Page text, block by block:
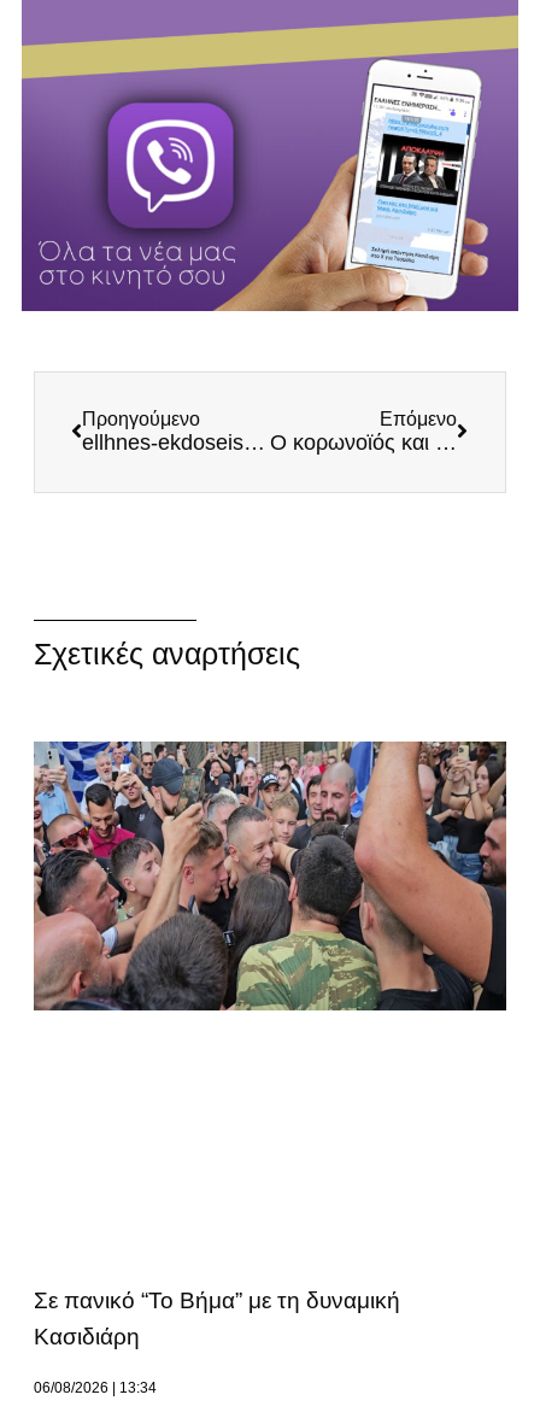
Προηγούμενο
ellhnes-ekdoseis.net: Στηρίξτε την εθνική μας προσπάθεια!
Επόμενο
Ο κορωνοϊός και η καθεστωτική συμπεριφορά της αριστεράς
Σχετικές αναρτήσεις
Σε πανικό “Το Βήμα” με τη δυναμική
Κασιδιάρη
06/08/2026 13:34